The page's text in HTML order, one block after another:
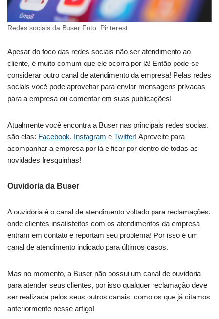
Redes sociais da Buser Foto: Pinterest
Apesar do foco das redes sociais não ser atendimento ao
cliente, é muito comum que ele ocorra por lá! Então pode-se
considerar outro canal de atendimento da empresa! Pelas redes
sociais você pode aproveitar para enviar mensagens privadas
para a empresa ou comentar em suas publicações!
Atualmente você encontra a Buser nas principais redes socias,
são elas: Facebook, Instagram e Twitter! Aproveite para
acompanhar a empresa por lá e ficar por dentro de todas as
novidades fresquinhas!
Ouvidoria da Buser
A ouvidoria é o canal de atendimento voltado para reclamações,
onde clientes insatisfeitos com os atendimentos da empresa
entram em contato e reportam seu problema! Por isso é um
canal de atendimento indicado para últimos casos.
Mas no momento, a Buser não possui um canal de ouvidoria
para atender seus clientes, por isso qualquer reclamação deve
ser realizada pelos seus outros canais, como os que já citamos
anteriormente nesse artigo!